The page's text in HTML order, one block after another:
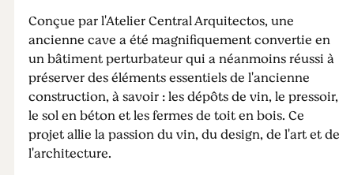
Conçue par l'Atelier Central Arquitectos, une
ancienne cave a été magnifiquement convertie en
un bâtiment perturbateur qui a néanmoins réussi à
préserver des éléments essentiels de l'ancienne
construction, à savoir : les dépôts de vin, le pressoir,
le sol en béton et les fermes de toit en bois. Ce
projet allie la passion du vin, du design, de l'art et de
l'architecture.